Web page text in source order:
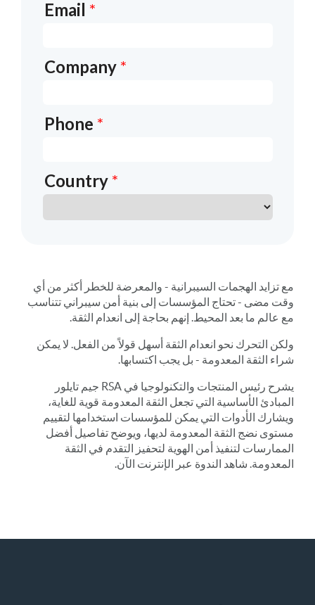
مع تزايد الهجمات السيبرانية - والمعرضة للخطر أكثر من أي
وقت مضى - تحتاج المؤسسات إلى بنية أمن سيبراني تتناسب
مع عالم ما بعد المحيط. إنهم بحاجة إلى انعدام الثقة.
ولكن التحرك نحو انعدام الثقة أسهل قولاً من الفعل. لا يمكن
شراء الثقة المعدومة - بل يجب اكتسابها.
يشرح رئيس المنتجات والتكنولوجيا في RSA جيم تايلور
المبادئ الأساسية التي تجعل الثقة المعدومة قوية للغاية،
ويشارك الأدوات التي يمكن للمؤسسات استخدامها لتقييم
مستوى نضج الثقة المعدومة لديها، ويوضح تفاصيل أفضل
الممارسات لتنفيذ أمن الهوية لتحفيز التقدم في الثقة
المعدومة. شاهد الندوة عبر الإنترنت الآن.